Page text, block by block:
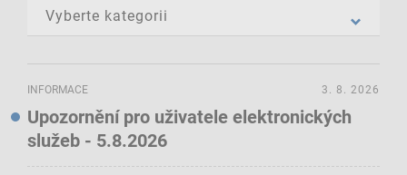
INFORMACE
Upozornění pro uživatele elektronických
služeb - 5.8.2026
3. 8. 2026